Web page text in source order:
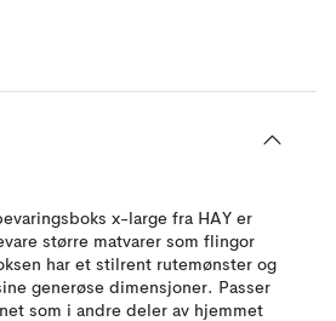
x-large fra HAY er
større matvarer som flingor
har et stilrent rutemønster og
generøse dimensjoner. Passer
som i andre deler av hjemmet